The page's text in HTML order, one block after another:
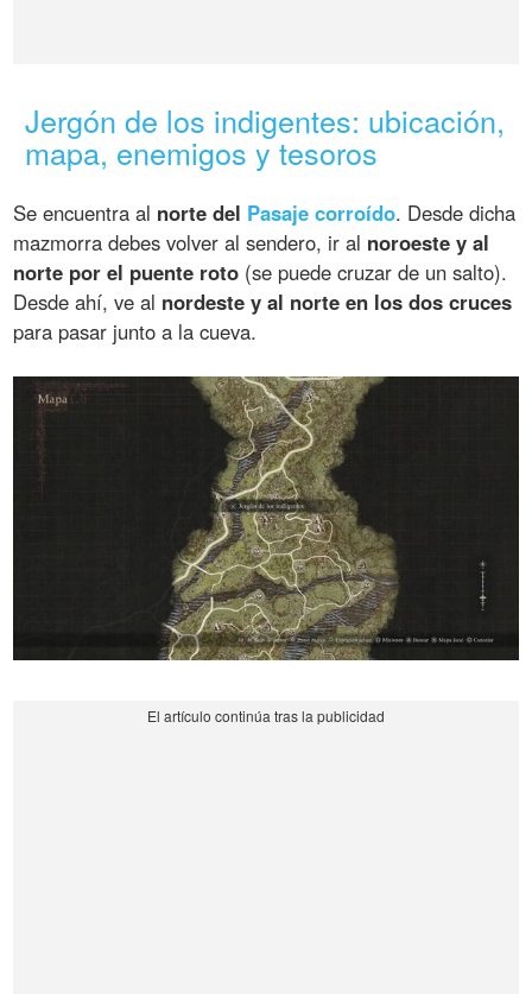
Jergón de los indigentes: ubicación,
mapa, enemigos y tesoros
Se encuentra al norte del Pasaje corroído. Desde dicha
mazmorra debes volver al sendero, ir al noroeste y al
norte por el puente roto (se puede cruzar de un salto).
Desde ahí, ve al nordeste y al norte en los dos cruces
para pasar junto a la cueva.